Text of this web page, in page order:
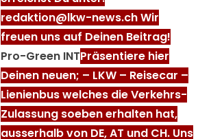
redaktion@lkw-news.ch Wir
freuen uns auf Deinen Beitrag!
Pro-Green INTPräsentiere hier
Deinen neuen; – LKW – Reisecar –
Lienienbus welches die Verkehrs-
Zulassung soeben erhalten hat,
ausserhalb von DE, AT und CH. Uns